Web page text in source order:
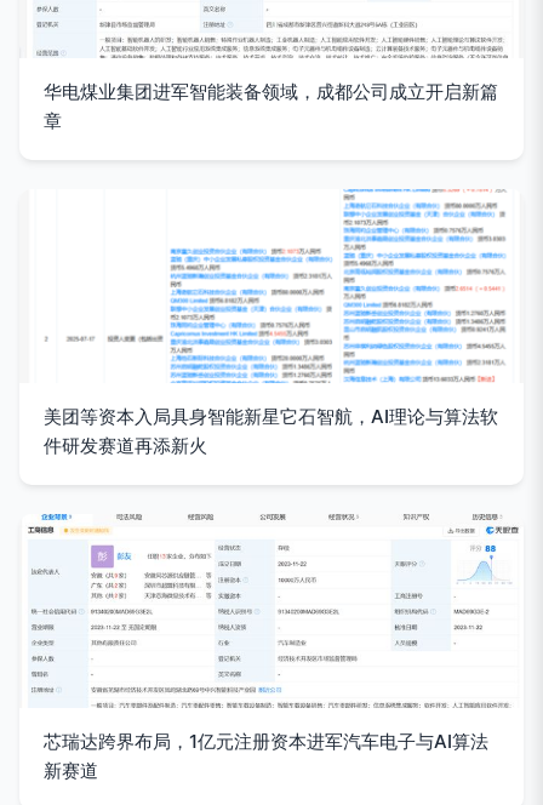
华电煤业集团进军智能装备领域，成都公司成立开启新篇
章
美团等资本入局具身智能新星它石智航，AI理论与算法软
件研发赛道再添新火
芯瑞达跨界布局，1亿元注册资本进军汽车电子与AI算法
新赛道